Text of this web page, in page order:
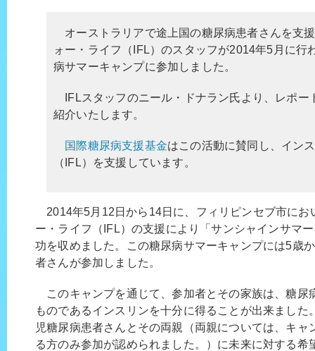
オーストラリアで途上国の糖尿病患者さんを支
ォー・ライフ（IFL）のスタッフが2014年5月に行
病サマーキャンプに参加しました。
IFLスタッフのニール・ドナラン氏より、レポー
紹介いたします。
国際糖尿病支援基金はこの活動に賛同し、イン
（IFL）を支援しています。
2014年5月12日から14日に、フィリピンセブ市にお
ー・ライフ（IFL）の支援により「サンシャインサマ
功を収めました。この糖尿病サマーキャンプには5歳
者さんが参加しました。
このキャンプを通じて、参加者とその家族は、糖尿
ものであるインスリンを十分に得ることが出来ました
児糖尿病患者さんとその両親（両親については、キャ
る方のみ参加が認められました。）に未来に対する希